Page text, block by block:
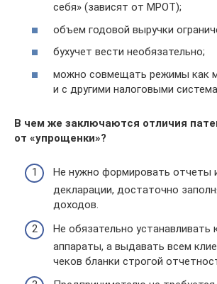
себя» (зависят от МРОТ);
объем годовой выручки
бухучет вести необязательно;
можно совмещать режимы как
и с другими налоговыми
В чем же заключаются отличия
от «упрощенки»?
Не нужно формировать отчеты
декларации, достаточно
доходов.
Не обязательно устанавливать
аппараты, а выдавать всем
чеков бланки строгой